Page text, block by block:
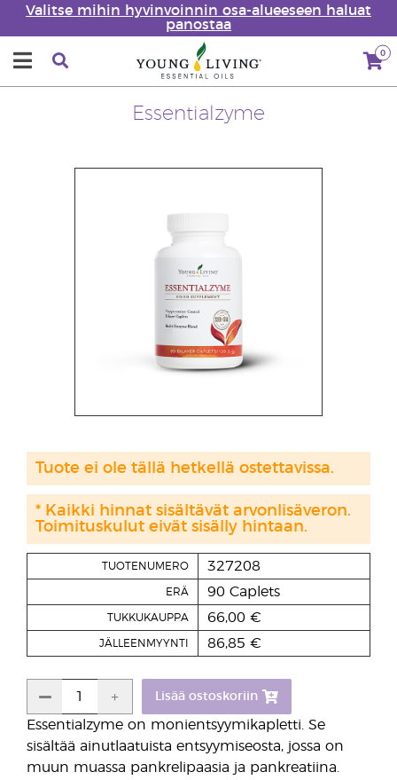
Valitse mihin hyvinvoinnin osa-alueeseen haluat
panostaa
0
Essentialzyme
Essentialzyme on monientsyymikapletti. Se
sisältää ainutlaatuista entsyymiseosta, jossa on
muun muassa pankrelipaasia ja pankreatiina.
TUOTENUMERO 327208
ERÄ 90 Caplets
TUKKUKAUPPA 66,00 €
JÄLLEENMYYNTI 86,85 €
Lisää ostoskoriin
Tuote ei ole tällä hetkellä ostettavissa.
* Kaikki hinnat sisältävät arvonlisäveron.
Toimituskulut eivät sisälly hintaan.